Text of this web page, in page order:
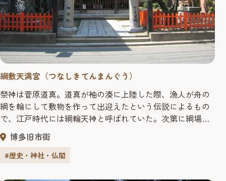
綱敷天満宮（つなしきてんまんぐう）
祭神は菅原道真。道真が袖の湊に上陸した際、漁人が舟の
綱を輪にして敷物を作って出迎えたという伝説によるもの
で、江戸時代には綱輪天神と呼ばれていた。次第に綱場と
呼ばれるようになり、現在も町名として残っている。
博多旧市街
#歴史・神社・仏閣